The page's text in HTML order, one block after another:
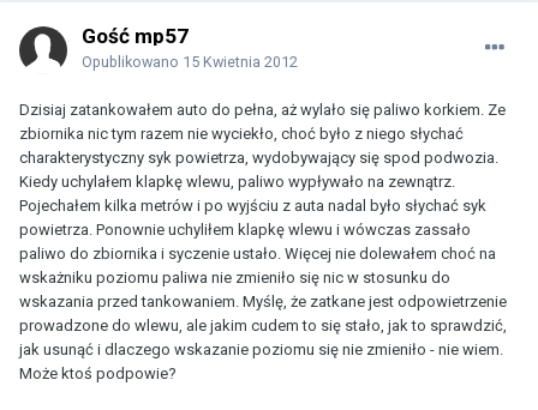
Gość mp57
Opublikowano 15 Kwietnia 2012
Dzisiaj zatankowałem auto do pełna, aż wylało się paliwo korkiem. Ze
zbiornika nic tym razem nie wyciekło, choć było z niego słychać
charakterystyczny syk powietrza, wydobywający się spod podwozia.
Kiedy uchylałem klapkę wlewu, paliwo wypływało na zewnątrz.
Pojechałem kilka metrów i po wyjściu z auta nadal było słychać syk
powietrza. Ponownie uchyliłem klapkę wlewu i wówczas zassało
paliwo do zbiornika i syczenie ustało. Więcej nie dolewałem choć na
wskażniku poziomu paliwa nie zmieniło się nic w stosunku do
wskazania przed tankowaniem. Myślę, że zatkane jest odpowietrzenie
prowadzone do wlewu, ale jakim cudem to się stało, jak to sprawdzić,
jak usunąć i dlaczego wskazanie poziomu się nie zmieniło - nie wiem.
Może ktoś podpowie?